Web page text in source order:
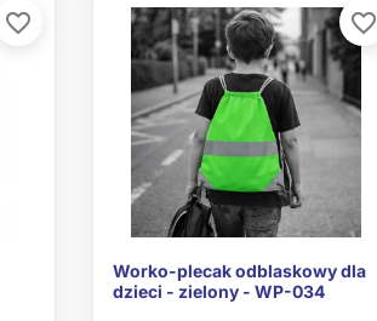
favorite_border
Szybki podgląd
Worko-plecak odblaskowy dla
dzieci - zielony - WP-034
favorite_border